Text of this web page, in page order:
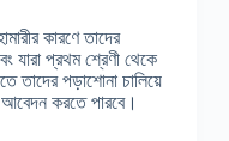
কারণে তাদের
যারা প্রথম শ্রেণী থেকে
তাদের পড়াশোনা চালিয়ে
করতে পারবে।